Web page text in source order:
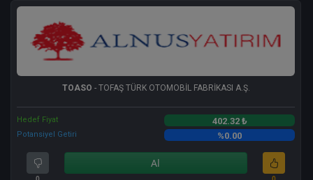
TOASO - TOFAŞ TÜRK OTOMOBİL FABRİKASI A.Ş.
Hedef Fiyat 402.32 ₺
Potansiyel Getiri %0.00
Al